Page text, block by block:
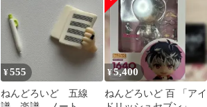
¥555
ねんどろいど 五線
¥5,400
ねんどろいど 百 「アイ